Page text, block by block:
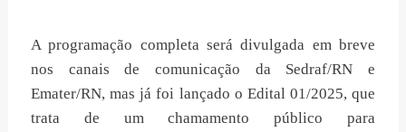
A programação completa será divulgada em breve
nos canais de comunicação da Sedraf/RN e
Emater/RN, mas já foi lançado o Edital 01/2025, que
trata de um chamamento público para